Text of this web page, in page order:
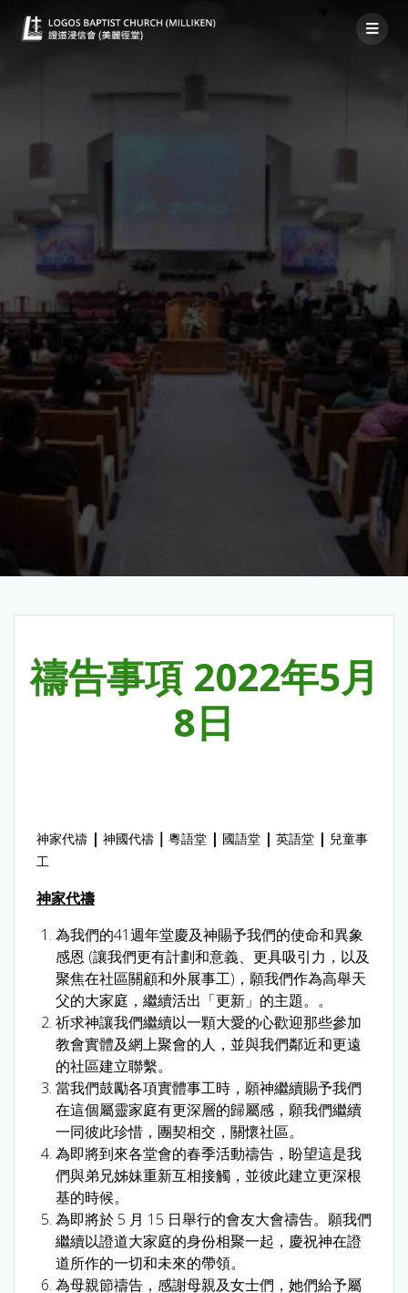
禱告事項 2022年5月
8日
神家代禱 | 神國代禱 ｜ 粵語堂 | 國語堂 | 英語堂 | 兒童事
工
神家代禱
為我們的41週年堂慶及神賜予我們的使命和異象
感恩 (讓我們更有計劃和意義、更具吸引力，以及
聚焦在社區關顧和外展事工)，願我們作為高舉天
父的大家庭，繼續活出「更新」的主題。。
祈求神讓我們繼續以一顆大愛的心歡迎那些參加
教會實體及網上聚會的人，並與我們鄰近和更遠
的社區建立聯繫。
當我們鼓勵各項實體事工時，願神繼續賜予我們
在這個屬靈家庭有更深層的歸屬感，願我們繼續
一同彼此珍惜，團契相交，關懷社區。
為即將到來各堂會的春季活動禱告，盼望這是我
們與弟兄姊妹重新互相接觸，並彼此建立更深根
基的時候。
為即將於 5 月 15 日舉行的會友大會禱告。願我們
繼續以證道大家庭的身份相聚一起，慶祝神在證
道所作的一切和未來的帶領。
為母親節禱告，感謝母親及女士們，她們給予屬